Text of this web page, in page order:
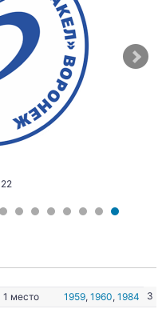
1 место 1959, 1960, 1984
3